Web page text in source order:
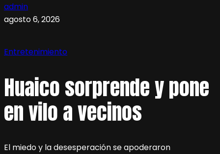
admin
agosto 6, 2026
Entretenimiento
Huaico sorprende y pone
en vilo a vecinos
El miedo y la desesperación se apoderaron